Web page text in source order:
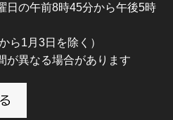
日の午前8時45分から午後5時
ら1月3日を除く）
が異なる場合があります